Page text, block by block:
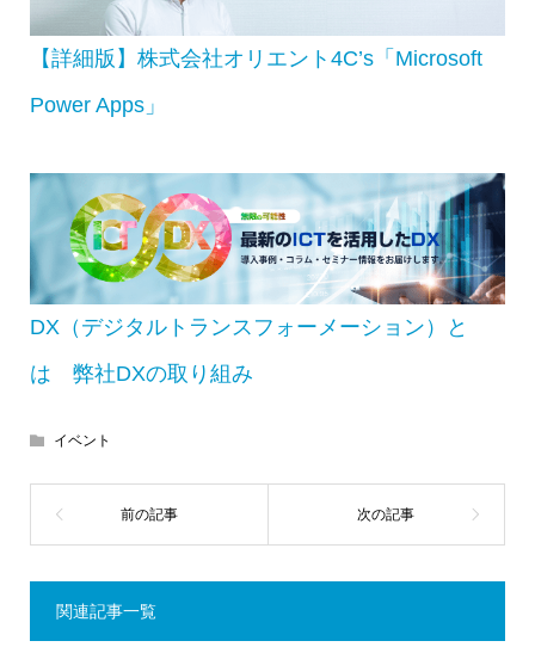
【詳細版】株式会社オリエント4C’s「Microsoft
Power Apps」
DX（デジタルトランスフォーメーション）と
は 弊社DXの取り組み
イベント
関連記事一覧